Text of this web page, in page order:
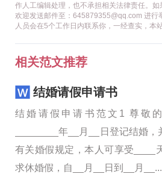
作人工编辑处理，也不承担相关法律责任。如
欢迎发送邮件至：645879355@qq.com 进行
人员会在5个工作日内联系你，一经查实，本
相关范文推荐
结婚请假申请书
结婚请假申请书范文1 尊敬
________年__月__日登记结婚
有关婚假规定，本人可享受____
求休婚假，自__月__日到__月